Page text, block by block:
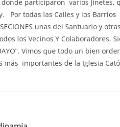
donde participaron varios Jinetes,
Por todas las Calles y los Barrios
unas del Santuario y
los Vecinos Y Colaboradores.
Vimos que todo un bien
más importantes de la Iglesia